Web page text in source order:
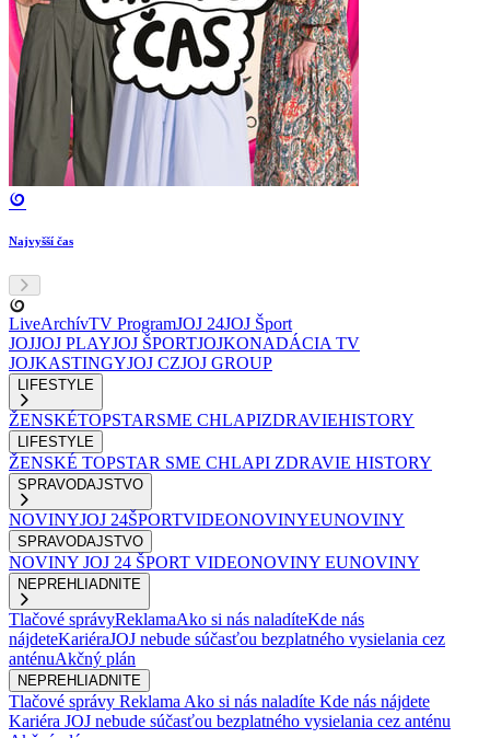
Najvyšší čas
LiveArchívTV ProgramJOJ 24JOJ Šport
JOJJOJ PLAYJOJ ŠPORTJOJKONADÁCIA TV
JOJKASTINGYJOJ CZJOJ GROUP
LIFESTYLE
ŽENSKÉTOPSTARSME CHLAPIZDRAVIEHISTORY
LIFESTYLE
ŽENSKÉ TOPSTAR SME CHLAPI ZDRAVIE HISTORY
SPRAVODAJSTVO
NOVINYJOJ 24ŠPORTVIDEONOVINYEUNOVINY
SPRAVODAJSTVO
NOVINY JOJ 24 ŠPORT VIDEONOVINY EUNOVINY
NEPREHLIADNITE
Tlačové správyReklamaAko si nás naladíteKde nás
nájdeteKariéraJOJ nebude súčasťou bezplatného vysielania cez
anténuAkčný plán
NEPREHLIADNITE
Tlačové správy ReklamaAko si nás naladíte Kde nás nájdete
Kariéra JOJ nebude súčasťou bezplatného vysielania cez anténu